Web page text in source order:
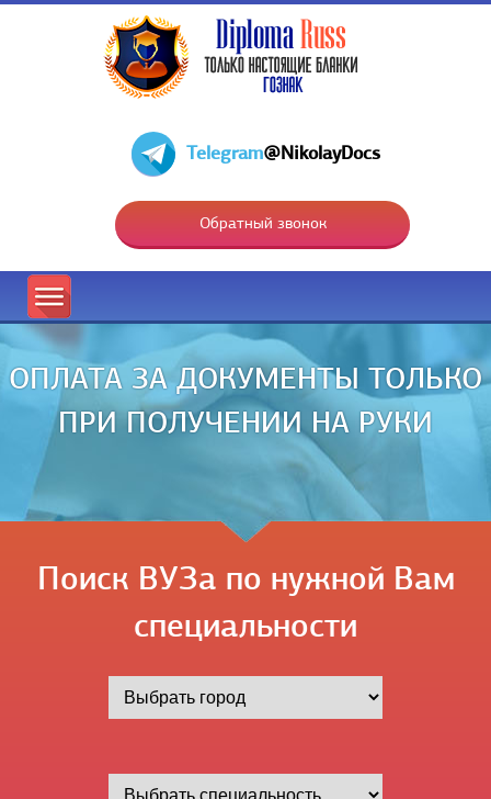
Telegram@NikolayDocs
Обратный звонок
ОПЛАТА ЗА ДОКУМЕНТЫ ТОЛЬКО
ПРИ ПОЛУЧЕНИИ НА РУКИ
Поиск ВУЗа по нужной Вам
специальности